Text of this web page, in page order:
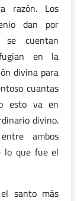
razón. Los
dan por
cuentan
en la
divina para
cuantas
esto va en
divino.
ambos
lo que fue el
santo más